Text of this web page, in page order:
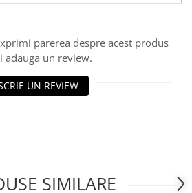
parerea despre acest produs
adauga un review.
UN REVIEW
SIMILARE